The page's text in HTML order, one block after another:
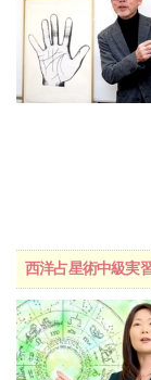
西洋占星術中級実